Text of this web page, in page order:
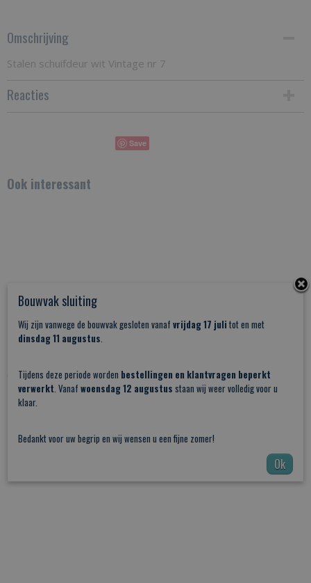
Omschrijving
Stalen schuifdeur wit Vintage nr 7
Reacties
Save
Ook interessant
€ 1.272,05
Bouwvak sluiting
Wij zijn vanwege de bouwvak gesloten vanaf vrijdag 17 juli tot en met
dinsdag 11 augustus.
Tijdens deze periode worden bestellingen en klantvragen beperkt
verwerkt. Vanaf woensdag 12 augustus staan wij weer volledig voor u
klaar.
Bedankt voor uw begrip en wij wensen u een fijne zomer!
Ok